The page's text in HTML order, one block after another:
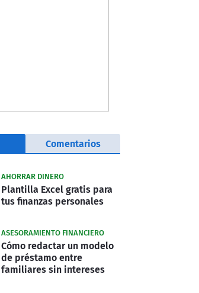
Comentarios
AHORRAR DINERO
Plantilla Excel gratis para
tus finanzas personales
ASESORAMIENTO FINANCIERO
Cómo redactar un modelo
de préstamo entre
familiares sin intereses